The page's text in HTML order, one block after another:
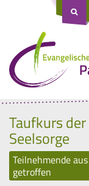
Taufkurs
Seelsorge
Teilnehmende
getroffen